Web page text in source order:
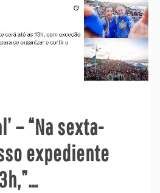
– “Na sexta-
expediente